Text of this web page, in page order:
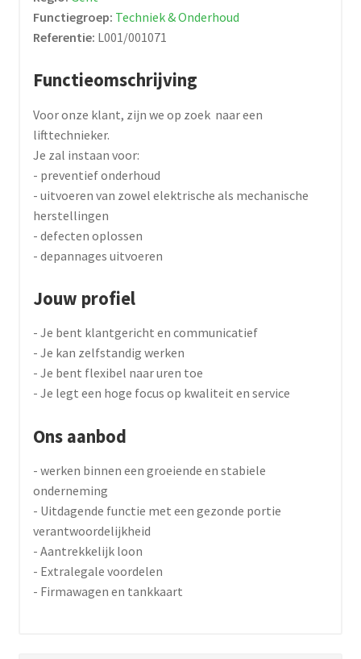
Functiegroep: Techniek & Onderhoud
Referentie: L001/001071
Functieomschrijving
Voor onze klant, zijn we op zoek naar een
lifttechnieker.
Je zal instaan voor:
- preventief onderhoud
- uitvoeren van zowel elektrische als mechanische
herstellingen
- defecten oplossen
- depannages uitvoeren
Jouw profiel
- Je bent klantgericht en communicatief
- Je kan zelfstandig werken
- Je bent flexibel naar uren toe
- Je legt een hoge focus op kwaliteit en service
Ons aanbod
- werken binnen een groeiende en stabiele
onderneming
- Uitdagende functie met een gezonde portie
verantwoordelijkheid
- Aantrekkelijk loon
- Extralegale voordelen
- Firmawagen en tankkaart